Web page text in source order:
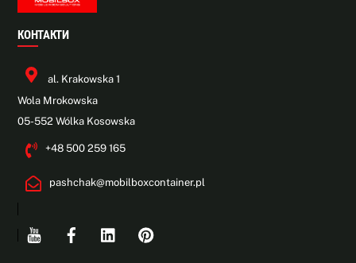
КОНТАКТИ
al. Krakowska 1
Wola Mrokowska
05-552 Wólka Kosowska
+48 500 259 165
pashchak@mobilboxcontainer.pl
Youtube Linkedin